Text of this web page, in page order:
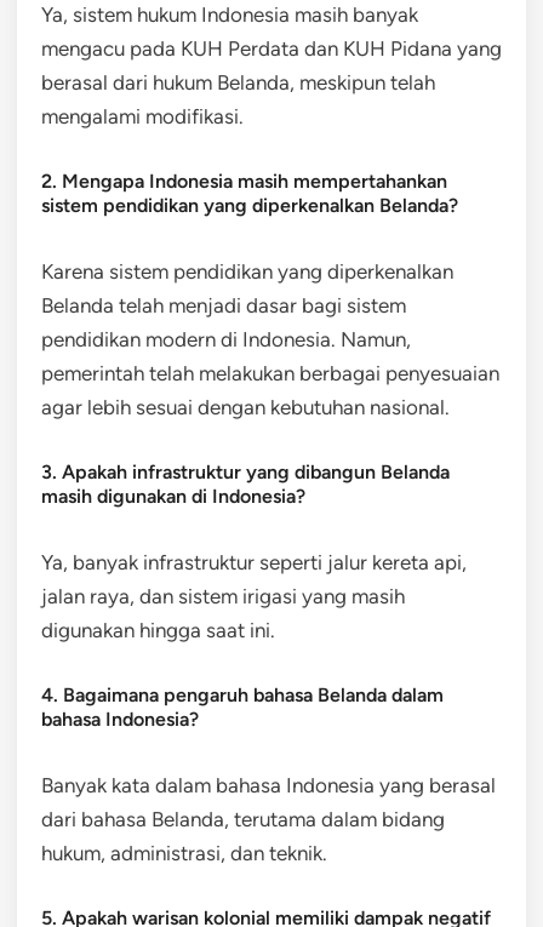
Ya, sistem hukum Indonesia masih banyak
mengacu pada KUH Perdata dan KUH Pidana yang
berasal dari hukum Belanda, meskipun telah
mengalami modifikasi.
2. Mengapa Indonesia masih mempertahankan
sistem pendidikan yang diperkenalkan Belanda?
Karena sistem pendidikan yang diperkenalkan
Belanda telah menjadi dasar bagi sistem
pendidikan modern di Indonesia. Namun,
pemerintah telah melakukan berbagai penyesuaian
agar lebih sesuai dengan kebutuhan nasional.
3. Apakah infrastruktur yang dibangun Belanda
masih digunakan di Indonesia?
Ya, banyak infrastruktur seperti jalur kereta api,
jalan raya, dan sistem irigasi yang masih
digunakan hingga saat ini.
4. Bagaimana pengaruh bahasa Belanda dalam
bahasa Indonesia?
Banyak kata dalam bahasa Indonesia yang berasal
dari bahasa Belanda, terutama dalam bidang
hukum, administrasi, dan teknik.
5. Apakah warisan kolonial memiliki dampak negatif